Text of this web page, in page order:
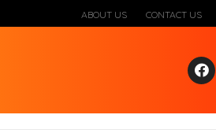
ABOUT US CONTACT US
Fac
ebo